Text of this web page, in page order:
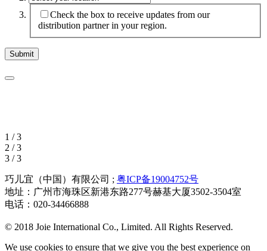
Check the box to receive updates from our
distribution partner in your region.
1 / 3
2 / 3
3 / 3
巧儿宜（中国）有限公司 ; 粤ICP备19004752号
地址：广州市海珠区新港东路277号赫基大厦3502-3504室
电话：020-34466888
© 2018 Joie International Co., Limited. All Rights Reserved.
We use cookies to ensure that we give you the best experience on